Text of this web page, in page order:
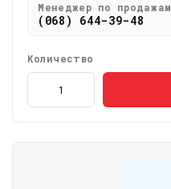
Менеджер по продажам
(068) 644-39-48
Количество